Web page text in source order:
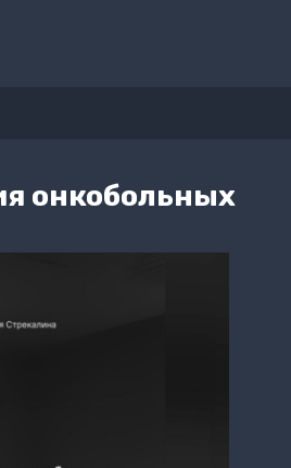
онкобольных